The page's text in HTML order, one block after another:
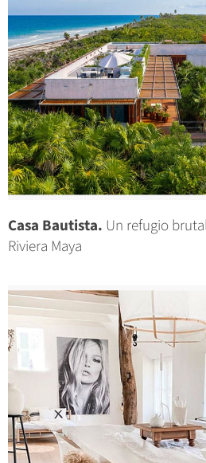
Casa Bautista. Un refugio
Riviera Maya